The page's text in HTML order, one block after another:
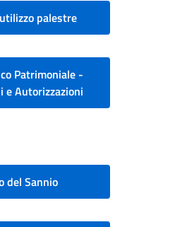
palestre
Patrimoniale -
e Autorizzazioni
del Sannio